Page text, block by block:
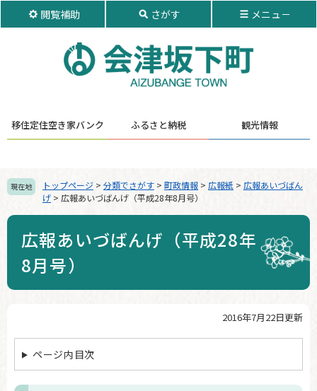
本
閲覧補助 さがす メニュ－
移住定住空き家バンク ふるさと納税 観光情報
現在地 トップページ > 分類でさがす > 町政情報 > 広報紙 > 広報あいづばん
げ > 広報あいづばんげ（平成28年8月号）
広報あいづばんげ（平成28年
8月号）
2016年7月22日更新
ページ内目次